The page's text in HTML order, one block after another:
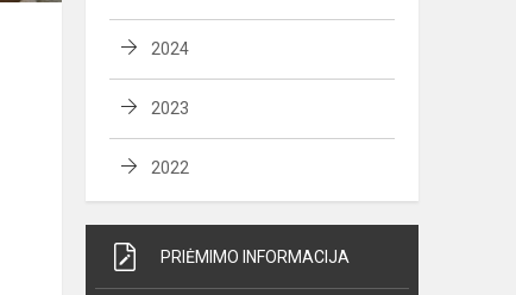
2024
2023
2022
PRIĖMIMO INFORMACIJA